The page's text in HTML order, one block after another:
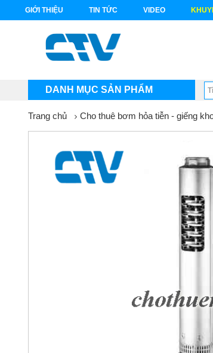
GIỚI THIỆU TIN TỨC VIDEO
DANH MỤC SẢN PHẨM
Trang chủ Cho thuê bơm hỏa tiễn - giếng